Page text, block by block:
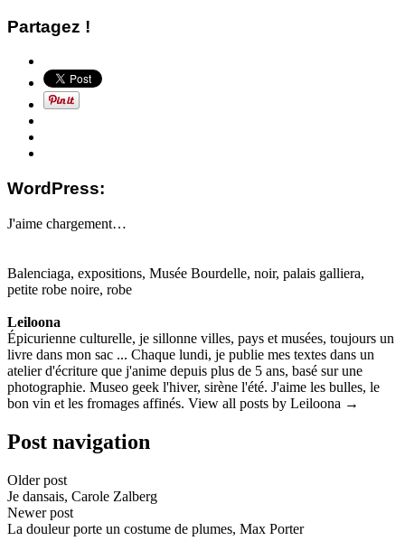
Partagez !
WordPress:
J'aime chargement…
Balenciaga, expositions, Musée Bourdelle, noir, palais galliera,
petite robe noire, robe
Leiloona
Épicurienne culturelle, je sillonne villes, pays et musées, toujours un
livre dans mon sac ... Chaque lundi, je publie mes textes dans un
atelier d'écriture que j'anime depuis plus de 5 ans, basé sur une
photographie. Museo geek l'hiver, sirène l'été. J'aime les bulles, le
bon vin et les fromages affinés. View all posts by Leiloona →
Post navigation
Older post
Je dansais, Carole Zalberg
Newer post
La douleur porte un costume de plumes, Max Porter